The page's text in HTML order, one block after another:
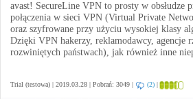
avast! SecureLine VPN to prosty w obsłudze
połączenia w sieci VPN (Virtual Private
oraz szyfrowane przy użyciu wysokiej klasy
Dzięki VPN hakerzy, reklamodawcy, agencje
rozwiniętych państwach), jak również inne
Trial (testowa) | 2019.03.28 | Pobrań: 3049 | (2) |